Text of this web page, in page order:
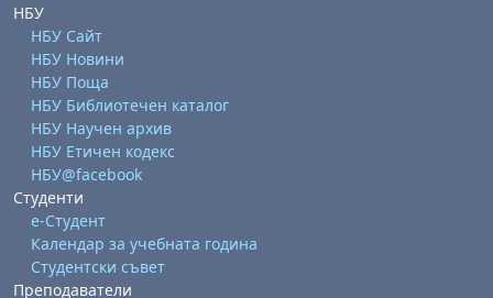
7 août
samedi 8 août
dimanche 9 août
août
août 14 août
samedi 15 août
dimanche 16 août
août
août 21 août
samedi 22 août
dimanche 23 août
août
août 28 août
samedi 29 août
dimanche 30 août
НБУ
НБУ Сайт
НБУ Новини
НБУ Поща
НБУ Библиотечен каталог
НБУ Научен архив
НБУ Етичен кодекс
НБУ@facebook
Студенти
е-Студент
Календар за учебната година
Студентски съвет
Преподаватели